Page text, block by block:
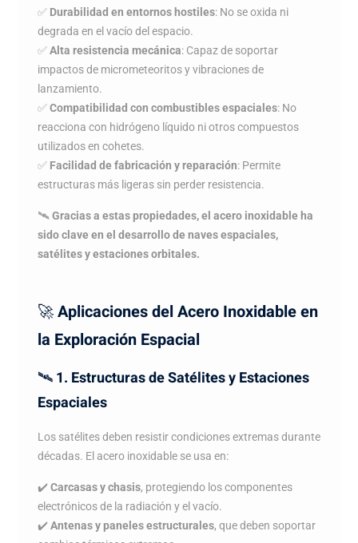
✅ Durabilidad en entornos hostiles: No se oxida ni
degrada en el vacío del espacio.
✅Alta resistencia mecánica: Capaz de soportar
impactos de micrometeoritos y vibraciones de
lanzamiento.
✅Compatibilidad con combustibles espaciales: No
reacciona con hidrógeno líquido ni otros compuestos
utilizados en cohetes.
✅ Facilidad de fabricación y reparación: Permite
estructuras más ligeras sin perder resistencia.
🛰️ Gracias a estas propiedades, el acero inoxidable ha
sido clave en el desarrollo de naves espaciales,
satélites y estaciones orbitales.
🚀Aplicaciones del Acero Inoxidable en
la Exploración Espacial
🛰️1. Estructuras de Satélites y Estaciones
Espaciales
Los satélites deben resistir condiciones extremas durante
décadas. El acero inoxidable se usa en:
✔️Carcasas y chasis, protegiendo los componentes
electrónicos de la radiación y el vacío.
✔️Antenas y paneles estructurales, que deben soportar